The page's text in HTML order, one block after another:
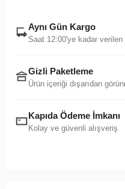
Aynı Gün Kargo
Saat 12:00'ye kadar verilen
Gizli Paketleme
Ürün içeriği dışarıdan
Kapıda Ödeme İmkanı
Kolay ve güvenli alışveriş